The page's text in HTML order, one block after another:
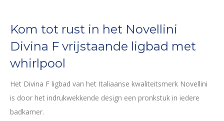
Kom tot rust in het Novellini
Divina F vrijstaande ligbad met
whirlpool
Het Divina F ligbad van het Italiaanse kwaliteitsmerk Novellini
is door het indrukwekkende design een pronkstuk in iedere
badkamer.